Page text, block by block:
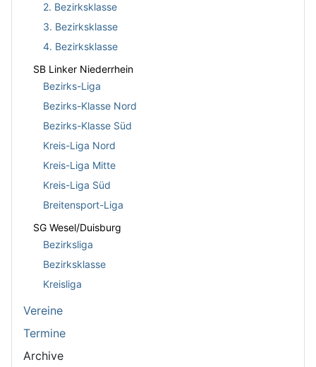
2. Bezirksklasse
3. Bezirksklasse
4. Bezirksklasse
SB Linker Niederrhein
Bezirks-Liga
Bezirks-Klasse Nord
Bezirks-Klasse Süd
Kreis-Liga Nord
Kreis-Liga Mitte
Kreis-Liga Süd
Breitensport-Liga
SG Wesel/Duisburg
Bezirksliga
Bezirksklasse
Kreisliga
Vereine
Termine
Archive